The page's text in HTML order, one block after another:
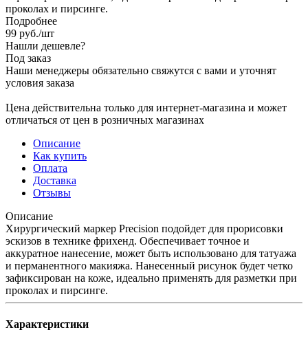
проколах и пирсинге.
Подробнее
99 руб./шт
Нашли дешевле?
Под заказ
Наши менеджеры обязательно свяжутся с вами и уточнят
условия заказа
Цена действительна только для интернет-магазина и может
отличаться от цен в розничных магазинах
Описание
Как купить
Оплата
Доставка
Отзывы
Описание
Хирургический маркер Precision подойдет для прорисовки
эскизов в технике фрихенд. Обеспечивает точное и
аккуратное нанесение, может быть использовано для татуажа
и перманентного макияжа. Нанесенный рисунок будет четко
зафиксирован на коже, идеально применять для разметки при
проколах и пирсинге.
Характеристики